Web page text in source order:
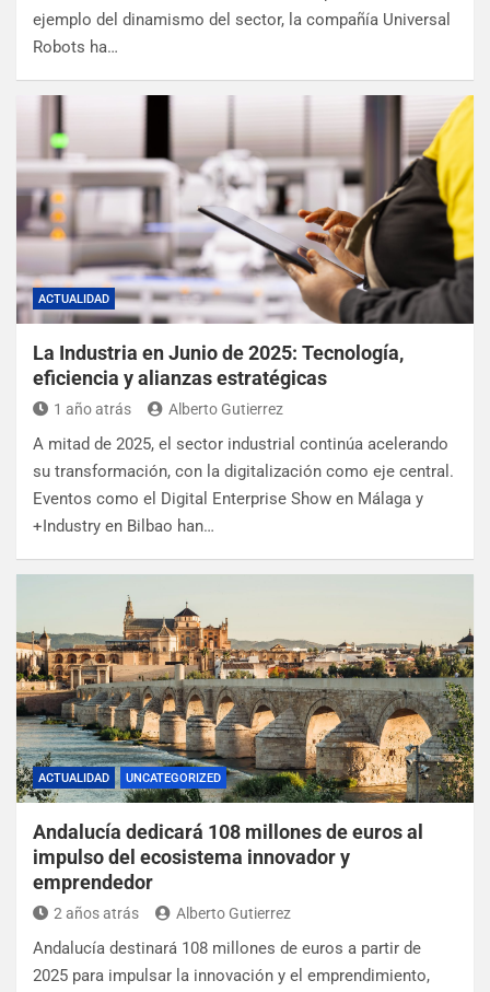
ejemplo del dinamismo del sector, la compañía Universal
Robots ha…
ACTUALIDAD
La Industria en Junio de 2025: Tecnología,
eficiencia y alianzas estratégicas
1 año atrás Alberto Gutierrez
A mitad de 2025, el sector industrial continúa acelerando
su transformación, con la digitalización como eje central.
Eventos como el Digital Enterprise Show en Málaga y
+Industry en Bilbao han…
ACTUALIDAD UNCATEGORIZED
Andalucía dedicará 108 millones de euros al
impulso del ecosistema innovador y
emprendedor
2 años atrás Alberto Gutierrez
Andalucía destinará 108 millones de euros a partir de
2025 para impulsar la innovación y el emprendimiento,